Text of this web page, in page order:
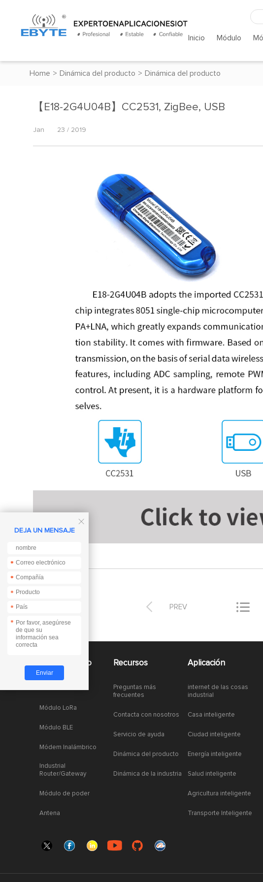
Inicio Módulo
Home > Dinámica del producto > Dinámica del producto
【E18-2G4U04B】CC2531, ZigBee, USB
Jan 23 / 2019
 PREV 
Acceso rapido
Módulo LoRa
Módulo BLE
Módem Inalámbrico
Industrial
Router/Gateway
Módulo de poder
Antena
Recursos
Preguntas más
frecuentes
Contacta con nosotros
Servicio de ayuda
Dinámica del producto
Dinámica de la industria
Aplicación
internet de las cosas
industrial
Casa inteligente
Ciudad inteligente
Energía inteligente
Salud inteligente
Agricultura inteligente
Transporte Inteligente

DEJA UN MENSAJE
*
*
*
*
*
*
*